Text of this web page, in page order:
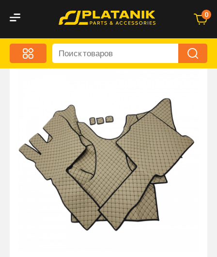
0
Меню
Акционные предложения
Автохимия и уход
Оптика и светотехника
Брызговики
Запчасти кузова и зеркала
Малый коммерческий транспорт
Маркировочные знаки и светоотражатели
Пневматические соединения